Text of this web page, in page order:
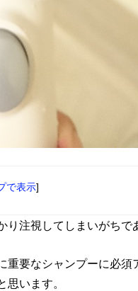
で表示]
注視してしまいがちで
重要なシャンプーに必須
います。